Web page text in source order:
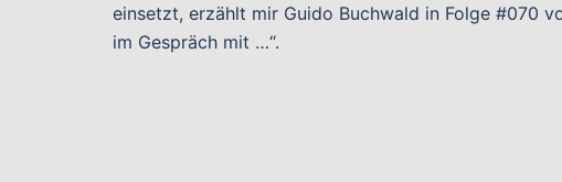
einsetzt, erzählt mir Guido Buchwald in Folge #070
im Gespräch mit …“.